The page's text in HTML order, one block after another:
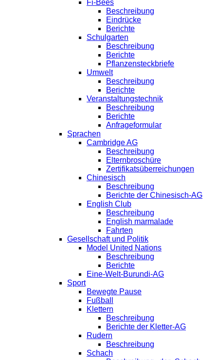
Fi-Bees
Beschreibung
Eindrücke
Berichte
Schulgarten
Beschreibung
Berichte
Pflanzensteckbriefe
Umwelt
Beschreibung
Berichte
Veranstaltungstechnik
Beschreibung
Berichte
Anfrageformular
Sprachen
Cambridge AG
Beschreibung
Elternbroschüre
Zertifikatsüberreichungen
Chinesisch
Beschreibung
Berichte der Chinesisch-AG
English Club
Beschreibung
English marmalade
Fahrten
Gesellschaft und Politik
Model United Nations
Beschreibung
Berichte
Eine-Welt-Burundi-AG
Sport
Bewegte Pause
Fußball
Klettern
Beschreibung
Berichte der Kletter-AG
Rudern
Beschreibung
Schach